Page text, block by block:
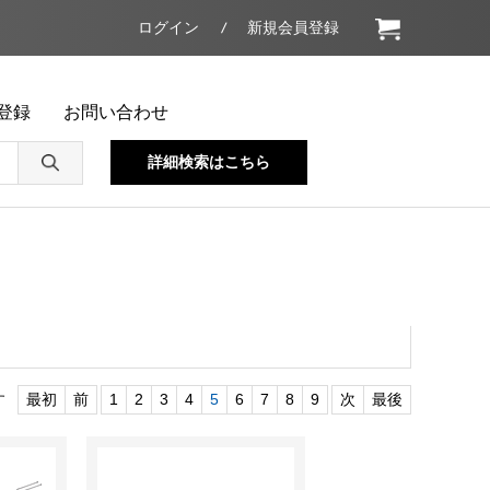
ログイン 新規会員登録
録 お問い合わせ
詳細検索はこちら
最初 前 1 2 3 4 5 6 7 8 9 次 最後